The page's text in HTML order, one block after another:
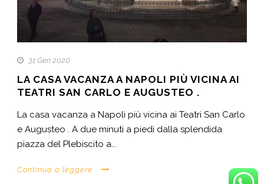
31 Gen 2020
LA CASA VACANZA A NAPOLI PIÙ VICINA AI
TEATRI SAN CARLO E AUGUSTEO .
La casa vacanza a Napoli più vicina ai Teatri San Carlo
e Augusteo . A due minuti a piedi dalla splendida
piazza del Plebiscito a...
Continua a leggere